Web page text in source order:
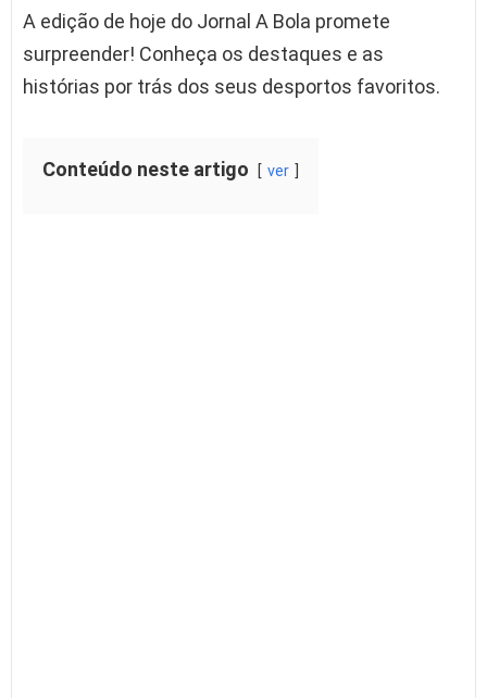
A edição de hoje do Jornal A Bola promete
surpreender! Conheça os destaques e as
histórias por trás dos seus desportos favoritos.
Conteúdo neste artigo ver